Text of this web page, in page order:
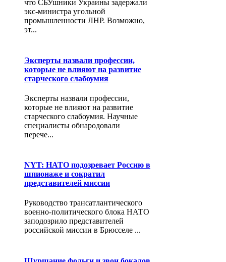
что СБУшники Украины задержали
экс-министра угольной
промышленности ЛНР. Возможно,
эт...
Эксперты назвали профессии,
которые не влияют на развитие
старческого слабоумия
Эксперты назвали профессии,
которые не влияют на развитие
старческого слабоумия. Научные
специалисты обнародовали
перече...
NYT: НАТО подозревает Россию в
шпионаже и сократил
представителей миссии
Руководство трансатлантического
военно-политического блока НАТО
заподозрило представителей
российской миссии в Брюсселе ...